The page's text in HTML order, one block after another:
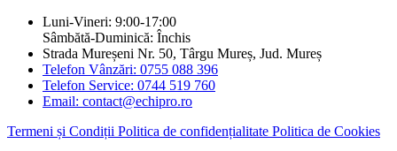
Luni-Vineri: 9:00-17:00
Sâmbătă-Duminică: Închis
Strada Mureșeni Nr. 50, Târgu Mureș, Jud. Mureș
Telefon Vânzări: 0755 088 396
Telefon Service: 0744 519 760
Email: contact@echipro.ro
Termeni și Condiții Politica de confidențialitate Politica de Cookies